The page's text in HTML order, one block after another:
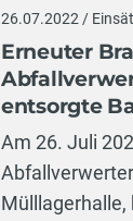
26.07.2022 /
Erneuter
entsorgte
Am 26. Juli
Mülllagerhalle,